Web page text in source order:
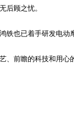
后顾之忧。
铁也已着手研发电动
、前瞻的科技和用心